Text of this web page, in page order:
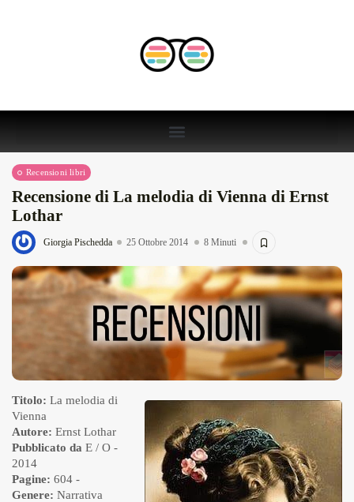
Recensioni libri
Recensione di La melodia di Vienna di Ernst
Lothar
Giorgia Pischedda 25 Ottobre 2014 8 Minuti
Titolo: La melodia di
Vienna
Autore: Ernst Lothar
Pubblicato da E / O -
2014
Pagine: 604 -
Genere: Narrativa